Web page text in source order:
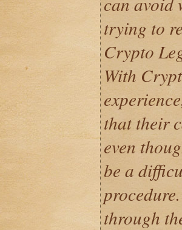
trying to
Crypto
With
that their
even
be a
through